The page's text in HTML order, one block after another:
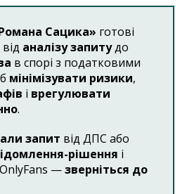
Сацика» готові
аналізу запитудо
в спорі з податковими
мінімізувати ризики,
і врегулювати
.
запит від ДПС або
рішення і
—зверніться до